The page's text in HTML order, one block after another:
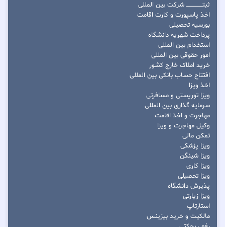
ثبتــــــــــــــــ شرکت بین المللی
اخذ پاسپورت و کارت اقامت
بورسیه تحصیلی
پرداخت شهریه دانشگاه
استخدام بین المللی
امور حقوقی بین المللی
خرید املاک خارج کشور
افتتاح حساب بانکی بین المللی
اخذ ویزا
ویزا توریستی و مسافرتی
سرمایه گذاری بین المللی
مهاجرت و اخذ اقامت
وکیل مهاجرت و ویزا
تمکن مالی
ویزا پزشکی
ویزا شینگن
ویزا کاری
ویزا تحصیلی
پذیرش دانشگاه
ویزا زیارتی
استارتاپ
مالکیت و خرید بیزینس